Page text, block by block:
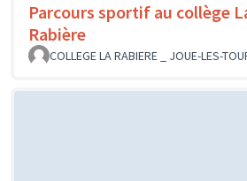
Parcours sportif au collège
Rabière
COLLEGE LA RABIERE _ JOUE-LES-